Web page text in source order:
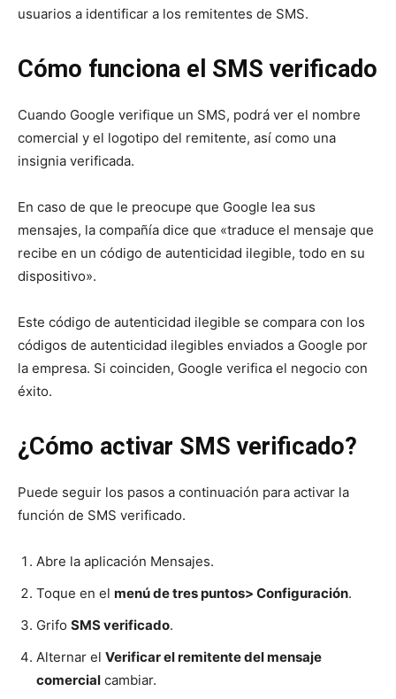
usuarios a identificar a los remitentes de SMS.
Cómo funciona el SMS verificado
Cuando Google verifique un SMS, podrá ver el nombre
comercial y el logotipo del remitente, así como una
insignia verificada.
En caso de que le preocupe que Google lea sus
mensajes, la compañía dice que «traduce el mensaje que
recibe en un código de autenticidad ilegible, todo en su
dispositivo».
Este código de autenticidad ilegible se compara con los
códigos de autenticidad ilegibles enviados a Google por
la empresa. Si coinciden, Google verifica el negocio con
éxito.
¿Cómo activar SMS verificado?
Puede seguir los pasos a continuación para activar la
función de SMS verificado.
Abre la aplicación Mensajes.
Toque en el menú de tres puntos> Configuración.
Grifo SMS verificado.
Alternar el Verificar el remitente del mensaje
comercial cambiar.